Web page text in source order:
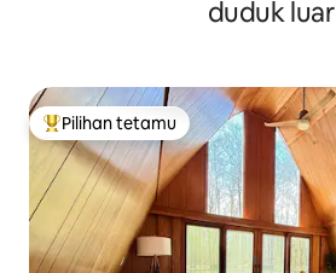
duduk luar
Pilihan utama tetamu
Pilihan tetamu